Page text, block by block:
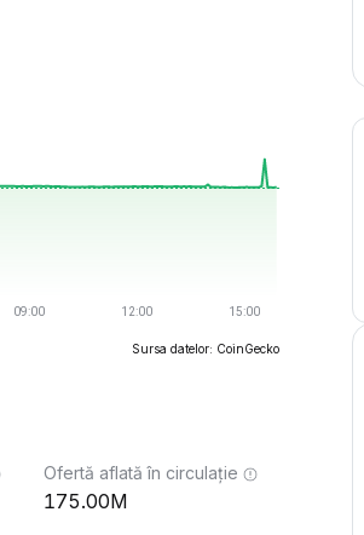
Sursa datelor: CoinGecko
Ofertă aflată în circulație
175.00M